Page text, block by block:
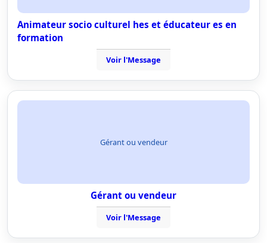
Animateur socio culturel hes et éducateur es en
formation
Voir l'Message
Gérant ou vendeur
Gérant ou vendeur
Voir l'Message